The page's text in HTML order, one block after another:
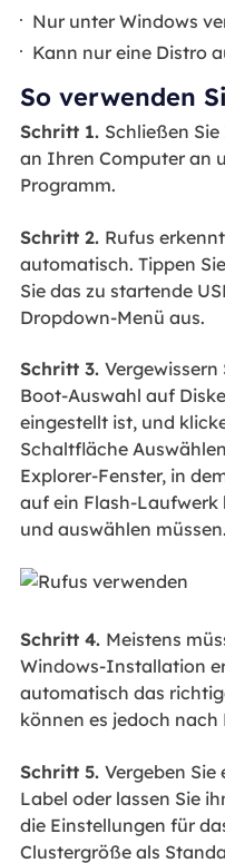
Nur unter Windows
Kann nur eine Distro
So verwenden
Schritt 1. Schließen
an Ihren Computer an
Programm.
Schritt 2. Rufus
automatisch. Tippen
Sie das zu startende
Dropdown-Menü aus.
Schritt 3. Vergewissern
Boot-Auswahl auf
eingestellt ist, und
Schaltfläche
Explorer-Fenster, in
auf ein Flash-Laufwerk
und auswählen müssen.
Schritt 4. Meistens
Windows-Installation
automatisch das
können es jedoch nach
Schritt 5. Vergeben
Label oder lassen Sie
die Einstellungen für
Clustergröße als